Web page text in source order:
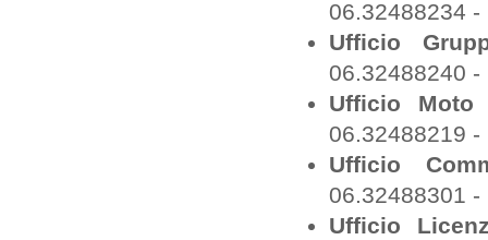
06.32488234 -
Ufficio
06.32488240
Ufficio Moto
06.32488219
Ufficio
06.32488301
Ufficio